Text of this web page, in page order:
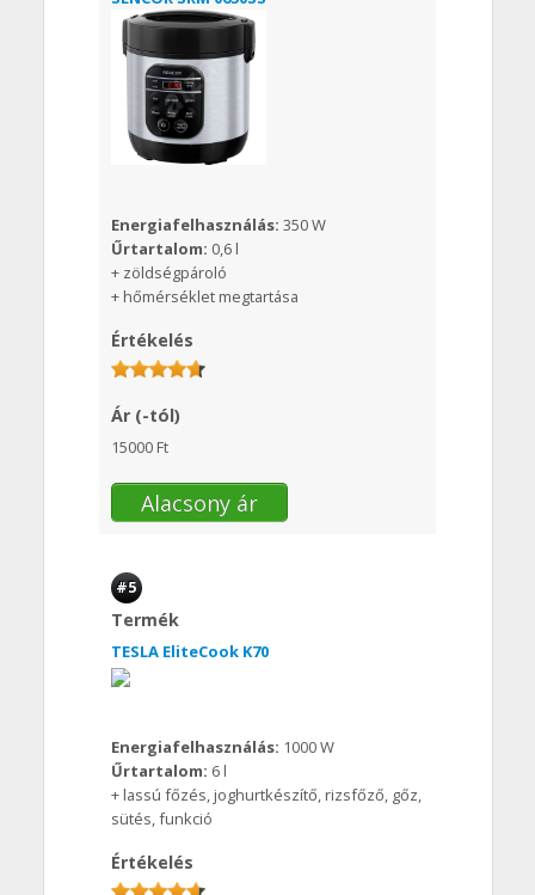
Energiafelhasználás: 350 W
Űrtartalom: 0,6 l
+ zöldségpároló
+ hőmérséklet megtartása
Értékelés
Ár (-tól)
15000 Ft
Alacsony ár
#5
Termék
TESLA EliteCook K70
Energiafelhasználás: 1000 W
Űrtartalom: 6 l
+ lassú főzés, joghurtkészítő, rizsfőző, gőz,
sütés, funkció
Értékelés